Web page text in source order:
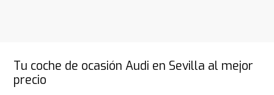
Tu coche de ocasión Audi en Sevilla al mejor
precio